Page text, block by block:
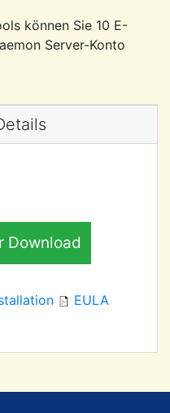
können Sie 10 E-
Server-Konto
Download
EULA